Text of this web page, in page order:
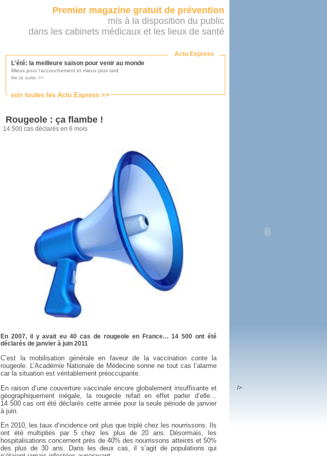
Premier magazine gratuit de prévention
mis à la disposition du public
dans les cabinets médicaux et les lieux de santé
Actu Express
voir toutes les Actu Express >>
L'été: la meilleure saison pour venir au monde
Mieux pour l'accouchement et mieux plus tard
lire la suite >>
Consultés par l'Ordre des médecins, pas par le ministère...
lire la suite >>
Une campagne de pub pour aimer son médecin
DMP, l'Arlésienne va devenir réalité
Déploiement prévu au 4ème trimestre 2016
Soins palliatifs: 40 millions de plus en 2016
La journée mondiale des soins palliatifs n'a pas été inutile
lire la suite >>
Rougeole : ça flambe !
14 500 cas déclarés en 6 mois
En 2007, il y avait eu 40 cas de rougeole en France… 14 500 ont été
déclarés de janvier à juin 2011
C’est la mobilisation générale en faveur de la vaccination conte la
rougeole. L’Académie Nationale de Médecine sonne ne tout cas l’alarme
car la situation est véritablement préoccupante.
En raison d’une couverture vaccinale encore globalement insuffisante et
géographiquement inégale, la rougeole refait en effet parler d’elle…
14 500 cas ont été déclarés cette année pour la seule période de janvier
à juin.
En 2010, les taux d’incidence ont plus que triplé chez les nourrissons. Ils
ont été multipliés par 5 chez les plus de 20 ans. Désormais, les
hospitalisations concernent près de 40% des nourrissons atteints et 50%
des plus de 30 ans. Dans les deux cas, il s’agit de populations qui
/>